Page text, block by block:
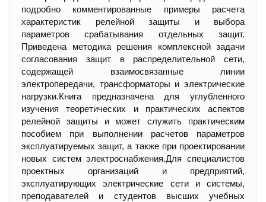
подробно комментированные примеры расчета
характеристик релейной защиты и выбора
параметров срабатывания отдельных защит.
Приведена методика решения комплексной задачи
согласования защит в распределительной сети,
содержащей взаимосвязанные линии
электропередачи, трансформаторы и электрические
нагрузки.Книга предназначена для углубленного
изучения теоретических и практических аспектов
релейной защиты и может служить практическим
пособием при выполнении расчетов параметров
эксплуатируемых защит, а также при проектировании
новых систем электроснабжения.Для специалистов
проектных организаций и предприятий,
эксплуатирующих электрические сети и системы,
преподавателей и студентов высших учебных